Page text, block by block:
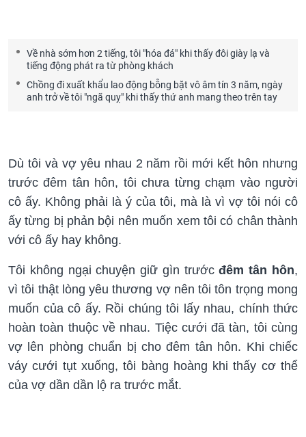
Về nhà sớm hơn 2 tiếng, tôi "hóa đá" khi thấy đôi giày lạ và
tiếng động phát ra từ phòng khách
Chồng đi xuất khẩu lao động bỗng bặt vô âm tín 3 năm, ngày
anh trở về tôi "ngã quỵ" khi thấy thứ anh mang theo trên tay
Dù tôi và vợ yêu nhau 2 năm rồi mới kết hôn nhưng
trước đêm tân hôn, tôi chưa từng chạm vào người
cô ấy. Không phải là ý của tôi, mà là vì vợ tôi nói cô
ấy từng bị phản bội nên muốn xem tôi có chân thành
với cô ấy hay không.
Tôi không ngại chuyện giữ gìn trướcđêm tân hôn,
vì tôi thật lòng yêu thương vợ nên tôi tôn trọng mong
muốn của cô ấy. Rồi chúng tôi lấy nhau, chính thức
hoàn toàn thuộc về nhau. Tiệc cưới đã tàn, tôi cùng
vợ lên phòng chuẩn bị cho đêm tân hôn. Khi chiếc
váy cưới tụt xuống, tôi bàng hoàng khi thấy cơ thể
của vợ dần dần lộ ra trước mắt.